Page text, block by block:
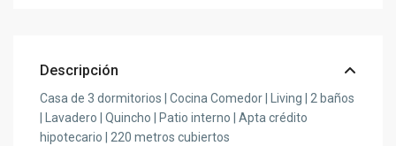
Descripción
Casa de 3 dormitorios | Cocina Comedor | Living | 2 baños
| Lavadero | Quincho | Patio interno | Apta crédito
hipotecario | 220 metros cubiertos